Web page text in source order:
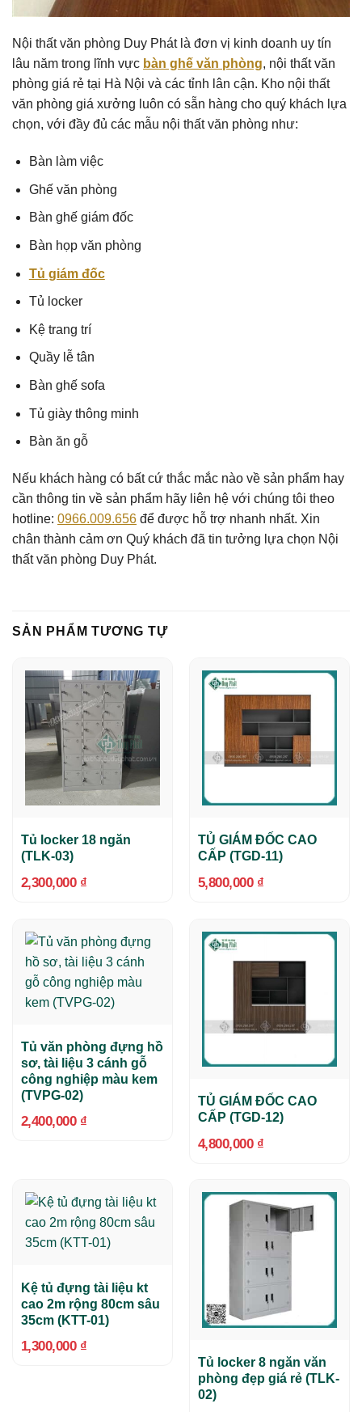
Nội thất văn phòng Duy Phát là đơn vị kinh doanh uy tín
lâu năm trong lĩnh vực bàn ghế văn phòng, nội thất văn
phòng giá rẻ tại Hà Nội và các tỉnh lân cận. Kho nội thất
văn phòng giá xưởng luôn có sẵn hàng cho quý khách lựa
chọn, với đầy đủ các mẫu nội thất văn phòng như:
Bàn làm việc
Ghế văn phòng
Bàn ghế giám đốc
Bàn họp văn phòng
Tủ giám đốc
Tủ locker
Kệ trang trí
Quầy lễ tân
Bàn ghế sofa
Tủ giày thông minh
Bàn ăn gỗ
Nếu khách hàng có bất cứ thắc mắc nào về sản phẩm hay
cần thông tin về sản phẩm hãy liên hệ với chúng tôi theo
hotline: 0966.009.656 để được hỗ trợ nhanh nhất. Xin
chân thành cảm ơn Quý khách đã tin tưởng lựa chọn Nội
thất văn phòng Duy Phát.
SẢN PHẨM TƯƠNG TỰ
Tủ locker 18 ngăn
(TLK-03)
2,300,000 ₫
TỦ GIÁM ĐỐC CAO
CẤP (TGD-11)
5,800,000 ₫
Tủ văn phòng đựng hồ
sơ, tài liệu 3 cánh gỗ
công nghiệp màu kem
(TVPG-02)
2,400,000 ₫
TỦ GIÁM ĐỐC CAO
CẤP (TGD-12)
4,800,000 ₫
Kệ tủ đựng tài liệu kt
cao 2m rộng 80cm sâu
35cm (KTT-01)
1,300,000 ₫
Tủ locker 8 ngăn văn
phòng đẹp giá rẻ (TLK-
02)